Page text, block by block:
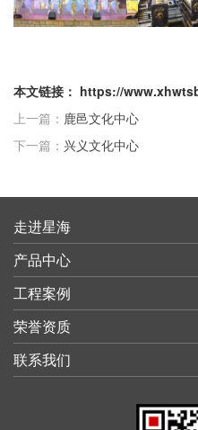
本文链接： https://
上一篇： 鹿邑文化中心
下一篇： 兴义文化中心
走进星海
产品中心
工程案例
荣誉资质
联系我们